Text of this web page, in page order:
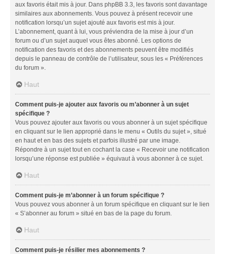
aux favoris était mis à jour. Dans phpBB 3.3, les favoris sont davantage
similaires aux abonnements. Vous pouvez à présent recevoir une
notification lorsqu’un sujet ajouté aux favoris est mis à jour.
L’abonnement, quant à lui, vous préviendra de la mise à jour d’un
forum ou d’un sujet auquel vous êtes abonné. Les options de
notification des favoris et des abonnements peuvent être modifiés
depuis le panneau de contrôle de l’utilisateur, sous les « Préférences
du forum ».
Haut
Comment puis-je ajouter aux favoris ou m’abonner à un sujet
spécifique ?
Vous pouvez ajouter aux favoris ou vous abonner à un sujet spécifique
en cliquant sur le lien approprié dans le menu « Outils du sujet », situé
en haut et en bas des sujets et parfois illustré par une image.
Répondre à un sujet tout en cochant la case « Recevoir une notification
lorsqu’une réponse est publiée » équivaut à vous abonner à ce sujet.
Haut
Comment puis-je m’abonner à un forum spécifique ?
Vous pouvez vous abonner à un forum spécifique en cliquant sur le lien
« S’abonner au forum » situé en bas de la page du forum.
Haut
Comment puis-je résilier mes abonnements ?